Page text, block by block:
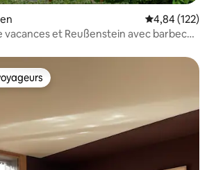
Note
4,84 (122)
et Reußenstein avec barbecue